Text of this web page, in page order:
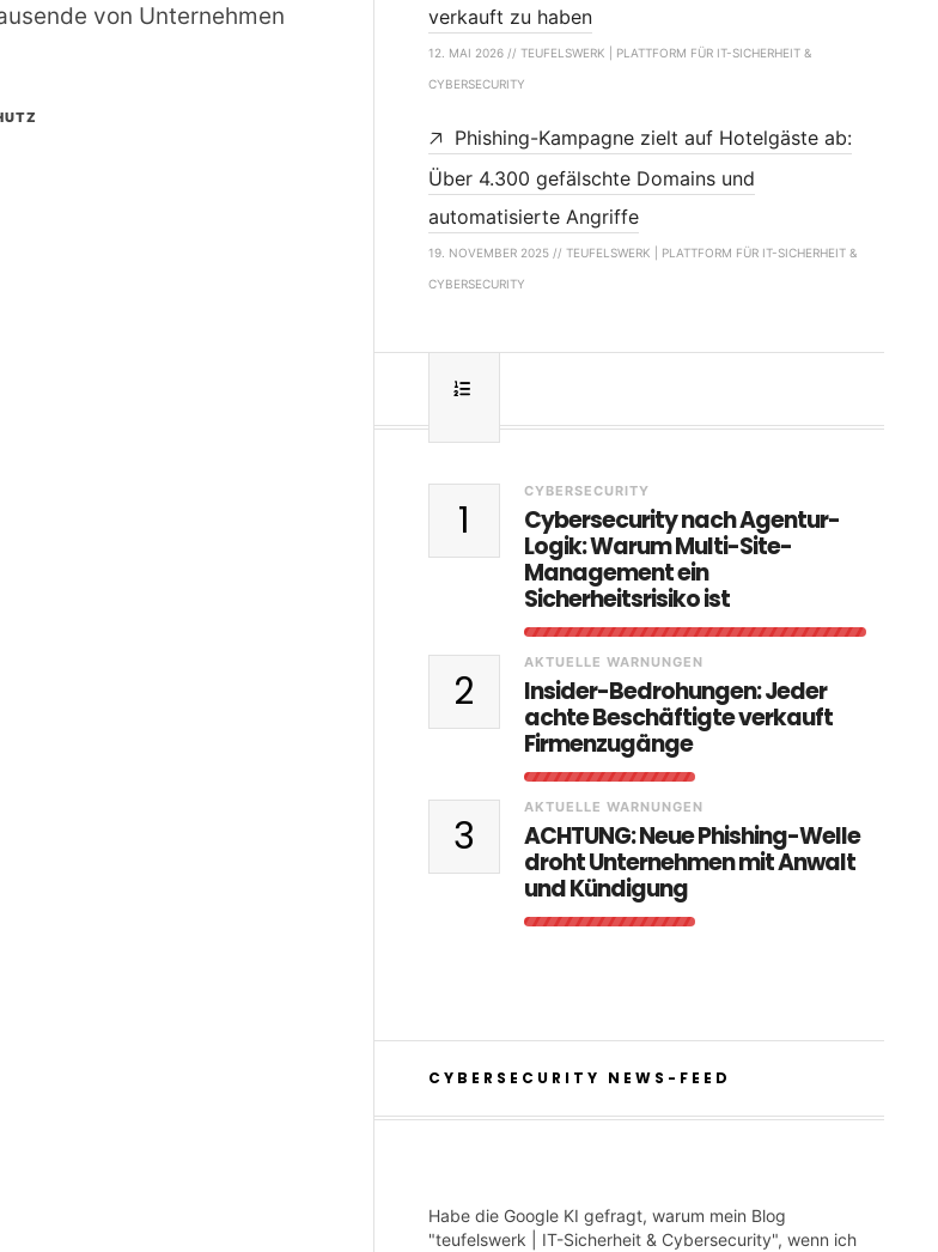
von Unternehmen
verkauft zu haben
12. MAI 2026 // TEUFELSWERK | PLATTFORM FÜR IT-SICHERHEIT &
CYBERSECURITY
Phishing-Kampagne zielt auf Hotelgäste ab:
Über 4.300 gefälschte Domains und
automatisierte Angriffe
19. NOVEMBER 2025 // TEUFELSWERK | PLATTFORM FÜR IT-SICHERHEIT &
CYBERSECURITY
1
CYBERSECURITY
Cybersecurity nach Agentur-
Logik: Warum Multi-Site-
Management ein
Sicherheitsrisiko ist
2
AKTUELLE WARNUNGEN
Insider-Bedrohungen: Jeder
achte Beschäftigte verkauft
Firmenzugänge
3
AKTUELLE WARNUNGEN
ACHTUNG: Neue Phishing-Welle
droht Unternehmen mit Anwalt
und Kündigung
CYBERSECURITY NEWS-FEED
Habe die Google KI gefragt, warum mein Blog
"teufelswerk | IT-Sicherheit & Cybersecurity", wenn ich